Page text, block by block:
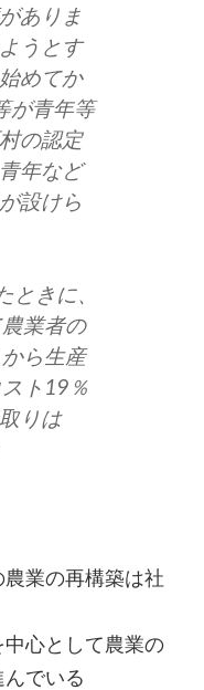
ありま
うとす
めてか
が青年等
の認定
年など
設けら
きに、
業者の
ら生産
ト19％
りは
業の再構築は社
心として農業の
でいる